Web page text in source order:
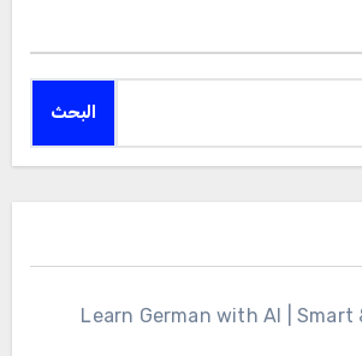
البحث
Learn German with AI | Smart